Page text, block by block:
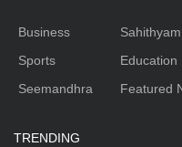
Business
Sports
Seemandhra
Sahithyam
Education
Featured
TRENDING